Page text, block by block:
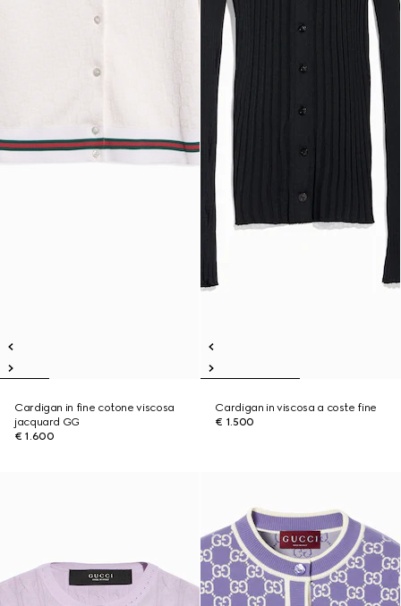
Cardigan in fine cotone viscosa
jacquard GG
€ 1.600
Cardigan in viscosa a coste fine
€ 1.500